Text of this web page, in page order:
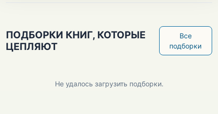
ПОДБОРКИ КНИГ, КОТОРЫЕ
ЦЕПЛЯЮТ
Все
подборки
Не удалось загрузить подборки.